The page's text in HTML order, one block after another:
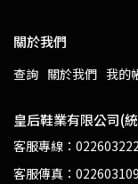
關於我們
查詢 關於我們 我的
皇后鞋業有限公司(
客服專線：
客服傳真：